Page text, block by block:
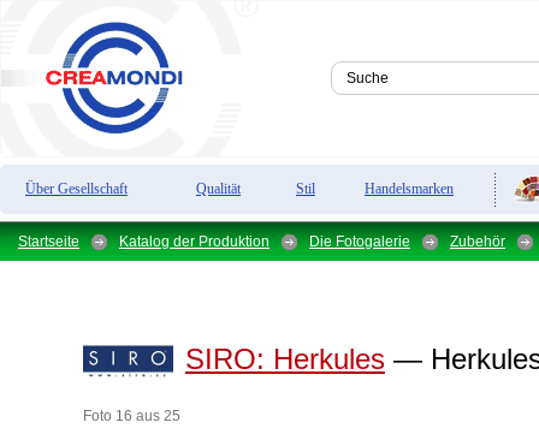
Über Gesellschaft Qualität Stil Handelsmarken
Startseite Katalog der Produktion Die Fotogalerie Zubehör
SIRO: Herkules —
Foto 16 aus 25